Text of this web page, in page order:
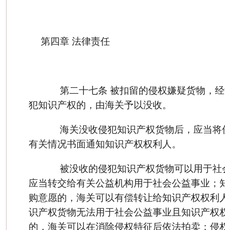
第四章 法律责任
第二十七条 被扣留的侵权嫌疑货物，经
犯知识产权的，由海关予以没收。
海关没收侵犯知识产权货物后，应当将
有关情况书面通知知识产权权利人。
被没收的侵犯知识产权货物可以用于社
应当转交给有关公益机构用于社会公益事业；
购意愿的，海关可以有偿转让给知识产权权利
识产权货物无法用于社会公益事业且知识产权
的，海关可以在消除侵权特征后依法拍卖；侵